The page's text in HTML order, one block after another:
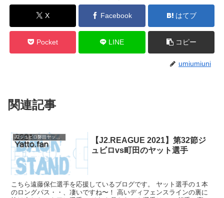
X Facebook はてブ
Pocket LINE コピー
umiumiuni
関連記事
J2ジュビロ磐田ヤットファン2021
【J2.REAGUE 2021】第32節ジ
ュビロvs町田のヤット選手
こちら遠藤保仁選手を応援しているブログです。 ヤット選手の１本
のロングパス・・、凄いですね〜！ 高いディフェンスラインの裏に